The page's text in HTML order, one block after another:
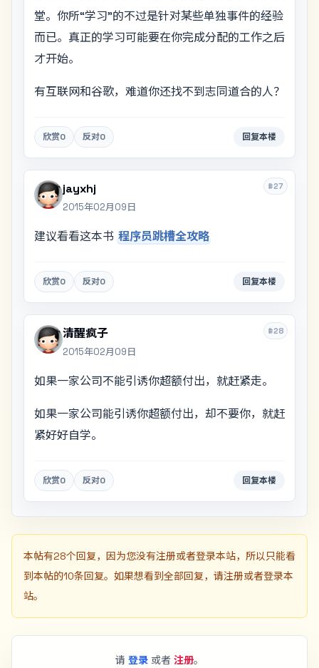
堂。你所“学习”的不过是针对某些单独事件的经验
而已。真正的学习可能要在你完成分配的工作之后
才开始。
有互联网和谷歌，难道你还找不到志同道合的人？
欣赏0 反对0 回复本楼
#27
jayxhj
2015年02月09日
建议看看这本书 程序员跳槽全攻略
欣赏0 反对0 回复本楼
#28
清醒疯子
2015年02月09日
如果一家公司不能引诱你超额付出，就赶紧走。
如果一家公司能引诱你超额付出，却不要你，就赶
紧好好自学。
欣赏0 反对0 回复本楼
本帖有28个回复，因为您没有注册或者登录本站，所以只能看
到本帖的10条回复。如果想看到全部回复，请注册或者登录本
站。
请 登录 或者 注册。